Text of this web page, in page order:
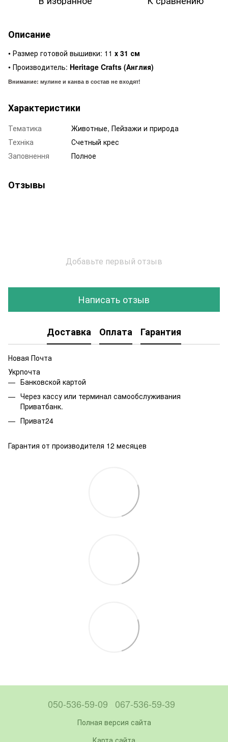
Описание
• Размер готовой вышивки: 11 х 31 см
• Производитель: Heritage Crafts (Англия)
Внимание: мулине и канва в состав не входят!
Характеристики
Тематика
Животные, Пейзажи и природа
Техніка
Счетный крес
Заповнення
Полное
Отзывы
Добавьте первый отзыв
Написать отзыв
Доставка Оплата Гарантия
Новая Почта
Укрпочта
Банковской картой
Через кассу или терминал самообслуживания
Приватбанк.
Приват24
Гарантия от производителя 12 месяцев
050-536-59-09 067-536-59-39
Полная версия сайта
Карта сайта